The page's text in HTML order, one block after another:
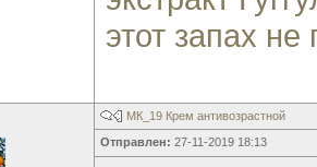
этот запах
МК_19 Крем антивозрастной
Отправлен: 27-11-2019 18:13